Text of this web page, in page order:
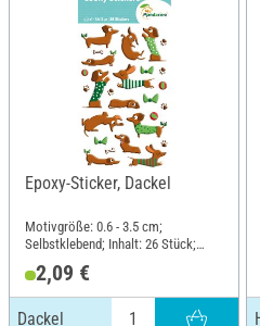
Epoxy-Sticker, Dackel
Motivgröße: 0.6 - 3.5 cm;
Selbstklebend; Inhalt: 26 Stück;
Material: Kunstharz
2,09 €
Dackel